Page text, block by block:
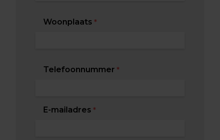
Woonplaats *
Telefoonnummer *
E-mailadres *